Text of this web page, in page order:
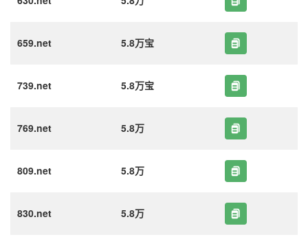
659.net 5.8万宝
739.net 5.8万宝
769.net 5.8万
809.net 5.8万
830.net 5.8万